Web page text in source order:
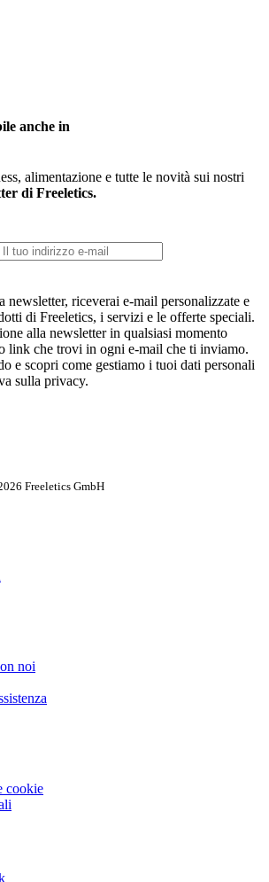
anche in
alimentazione e tutte le novità sui nostri
di Freeletics.
newsletter, riceverai e-mail personalizzate e
di Freeletics, i servizi e le offerte speciali.
alla newsletter in qualsiasi momento
link che trovi in ogni e-mail che ti inviamo.
e scopri come gestiamo i tuoi dati personali
sulla privacy.
Freeletics GmbH
noi
cookie